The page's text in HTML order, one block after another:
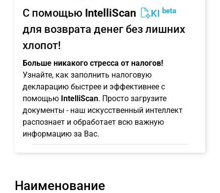
С помощью IntelliScan KI beta
для возврата денег без лишних
хлопот!
Больше никакого стресса от налогов!
Узнайте, как заполнить налоговую
декларацию быстрее и эффективнее с
помощью IntelliScan. Просто загрузите
документы - наш искусственный интеллект
распознает и обработает всю важную
информацию за Вас.
Наименование